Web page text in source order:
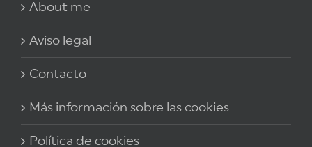
About me
Aviso legal
Contacto
Más información sobre las cookies
Política de cookies